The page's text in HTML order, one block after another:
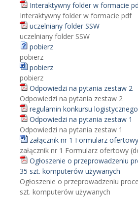
Interaktywny folder w formacie
Interaktywny folder w formacie pdf
uczelniany folder SSW
uczelniany folder SSW
pobierz
pobierz
pobierz
pobierz
Odpowiedzi na pytania zestaw 2
Odpowiedzi na pytania zestaw 2
regulamin konkursu
Odpowiedzi na pytania zestaw 1
Odpowiedzi na pytania zestaw 1
załącznik nr 1 Formularz
załącznik nr 1 Formularz ofertowy
Ogłoszenie o przeprowadzeniu
35 szt. komputerów używanych
Ogłoszenie o przeprowadzeniu
szt. komputerów używanych